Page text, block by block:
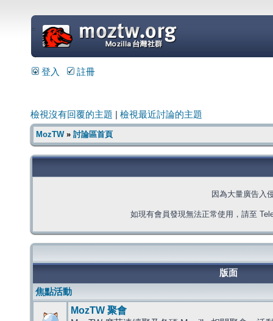
=
登入 註冊
檢視沒有回覆的主題 檢視最近討論的主題
MozTW» 討論區首頁
因為大量廣告入
如現有會員發現無法正常使用，請至
版面
焦點活動
MozTW 聚會